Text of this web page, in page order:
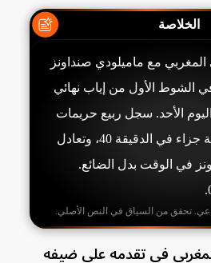
الخلاصة
مع ماميلودي صنداونز
إفريقي 1-1 في الشوط الأول من إياب نهائي
الأحد. سجل ربيع حريمات
هدف الجيش من ركلة جزاء في الدقيقة 40، وتعادل
في الوقت بدل الضائع.
تحقق من السياق في النص الأصلي.
في تقدمه على ضيفه